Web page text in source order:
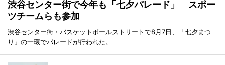
渋谷センター街で今年も「七夕パレード」 スポー
ツチームらも参加
渋谷センター街・バスケットボールストリートで8月7日、「七夕まつ
り」の一環でパレードが行われた。